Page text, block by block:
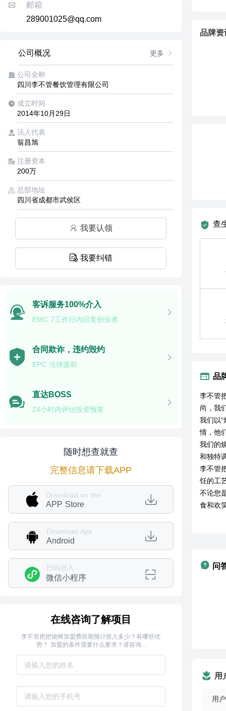
邮箱
289001025@qq.com
公司概况 更多
公司全称
四川李不管餐饮管理有限公司
成立时间
2014年10月29日
法人代表
翁昌旭
注册资本
200万
总部地址
四川省成都市武侯区
我要认领
我要纠错
客诉服务100%介入
EMC 7工作日内回复创业者
合同欺诈，违约毁约
EPC 法律援助
直达BOSS
24小时内评估投资预算
随时想查就查
完整信息请下载APP
Download on the
APP Store
Download Apk
Android
扫码进入
微信小程序
在线咨询了解项目
李不管把把烧烤加盟费前期预计投入多少？有哪些优
势？ 加盟的条件需要什么要求？请咨询...
品牌资
查
品
李不管
尚，我
我们以
情，他
我们的
和独特
李不管
饪的工
不论您
食和欢
问
用
用